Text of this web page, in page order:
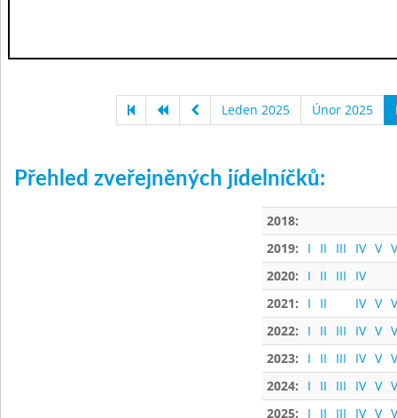
Leden 2025 Únor 2025
Přehled zveřejněných jídelníčků:
2018:
2019:
I II III IV V
2020:
I II III
IV
2021:
I II IV V
2022:
I II III IV V
2023:
I II III IV V
2024:
I II III IV V
2025:
I II III IV V